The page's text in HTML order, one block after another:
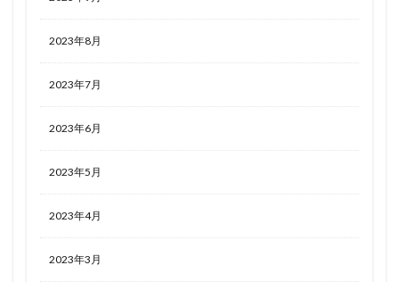
2023年8月
2023年7月
2023年6月
2023年5月
2023年4月
2023年3月